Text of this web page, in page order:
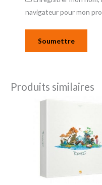
navigateur pour mon
Produits similaires